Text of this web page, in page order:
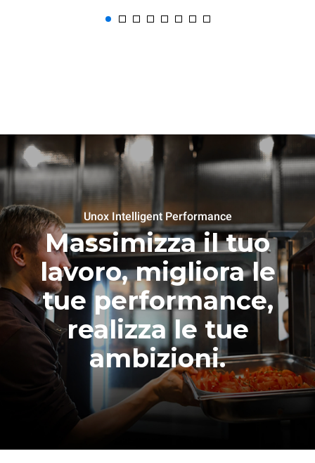
Unox Intelligent Performance
Massimizza il tuo
lavoro, migliora le
tue performance,
realizza le tue
ambizioni.